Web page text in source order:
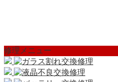
修理メニュー